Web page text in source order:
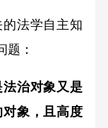
法学自主知
题：
治对象又是
象，且高度